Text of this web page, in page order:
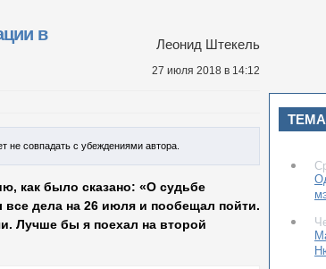
в
Леонид Штекель
27 июля 2018 в 14:12
не совпадать с убеждениями автора.
как было сказано: «О судьбе
дела на 26 июля и пообещал пойти.
Лучше бы я поехал на второй